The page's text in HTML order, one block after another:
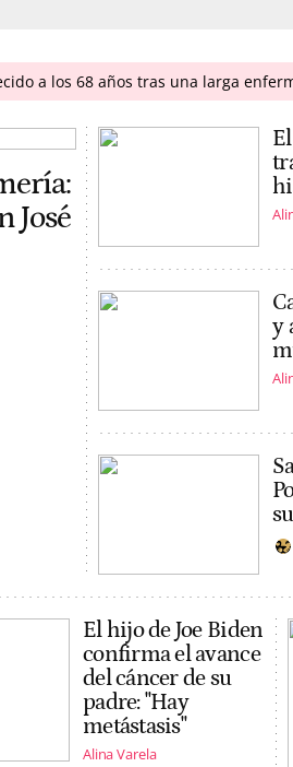
a los 68 años tras una larga
José
y
El hijo de Joe Biden
confirma el avance
del cáncer de su
padre: "Hay
metástasis"
Alina Varela